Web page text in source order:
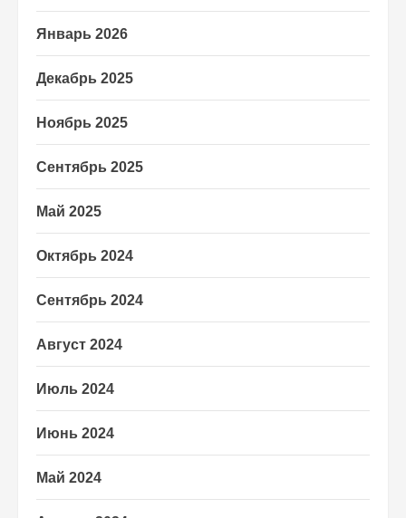
Январь 2026
Декабрь 2025
Ноябрь 2025
Сентябрь 2025
Май 2025
Октябрь 2024
Сентябрь 2024
Август 2024
Июль 2024
Июнь 2024
Май 2024